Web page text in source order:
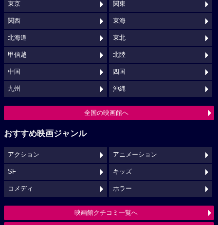
東京 関東
関西 東海
北海道 東北
甲信越 北陸
中国 四国
九州 沖縄
全国の映画館へ
おすすめ映画ジャンル
アクション アニメーション
SF キッズ
コメディ ホラー
映画館クチコミ一覧へ